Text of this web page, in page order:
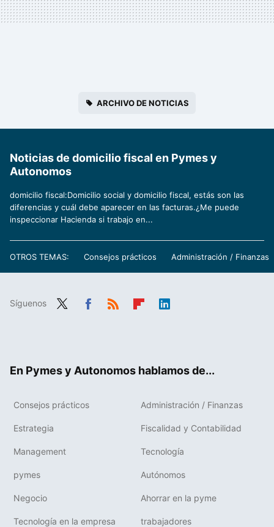
ARCHIVO DE NOTICIAS
Noticias de domicilio fiscal en Pymes y
Autonomos
domicilio fiscal:Domicilio social y domicilio fiscal, estás son las
diferencias y cuál debe aparecer en las facturas.¿Me puede
inspeccionar Hacienda si trabajo en...
OTROS TEMAS: Consejos prácticos Administración / Finanzas
Síguenos
En Pymes y Autonomos hablamos de...
Consejos prácticos Administración / Finanzas
Estrategia Fiscalidad y Contabilidad
Management Tecnología
pymes Autónomos
Negocio Ahorrar en la pyme
Tecnología en la empresa trabajadores